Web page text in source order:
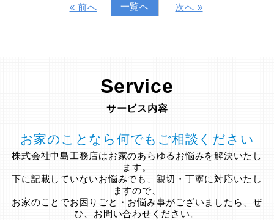
« 前へ 一覧へ 次へ »
Service
サービス内容
お家のことなら何でもご相談ください
株式会社中島工務店はお家のあらゆるお悩みを解決いたし
ます。
下に記載していないお悩みでも、親切・丁寧に対応いたし
ますので、
お家のことでお困りごと・お悩み事がございましたら、ぜ
ひ、お問い合わせください。